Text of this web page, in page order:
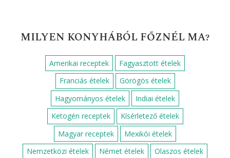
MILYEN KONYHÁBÓL FŐZNÉL MA?
Amerikai receptek
Fagyasztott ételek
Franciás ételek
Görögös ételek
Hagyományos ételek
Indiai ételek
Ketogén receptek
Kísérletező ételek
Magyar receptek
Mexikói ételek
Nemzetközi ételek
Német ételek
Olaszos ételek